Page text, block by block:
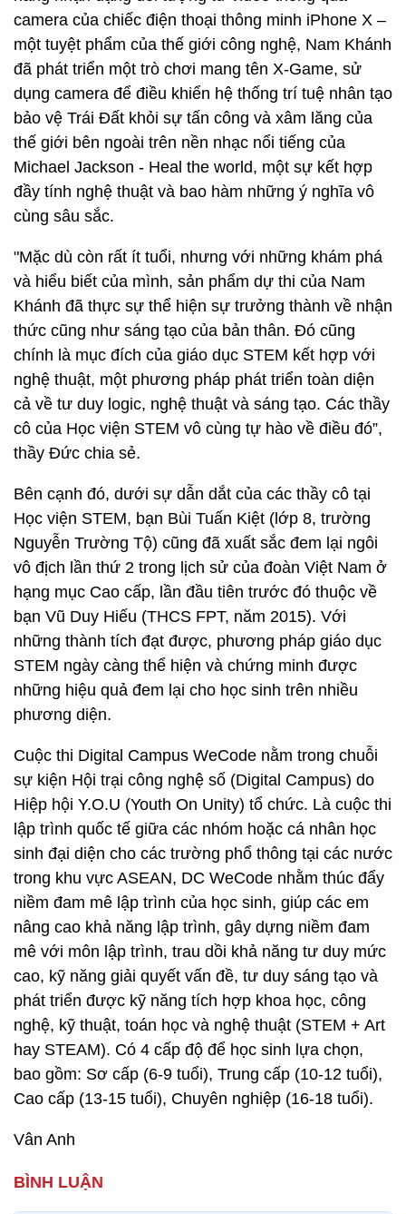
camera của chiếc điện thoại thông minh iPhone X –
một tuyệt phẩm của thế giới công nghệ, Nam Khánh
đã phát triển một trò chơi mang tên X-Game, sử
dụng camera để điều khiển hệ thống trí tuệ nhân tạo
bảo vệ Trái Đất khỏi sự tấn công và xâm lăng của
thế giới bên ngoài trên nền nhạc nổi tiếng của
Michael Jackson - Heal the world, một sự kết hợp
đầy tính nghệ thuật và bao hàm những ý nghĩa vô
cùng sâu sắc.
"Mặc dù còn rất ít tuổi, nhưng với những khám phá
và hiểu biết của mình, sản phẩm dự thi của Nam
Khánh đã thực sự thể hiện sự trưởng thành về nhận
thức cũng như sáng tạo của bản thân. Đó cũng
chính là mục đích của giáo dục STEM kết hợp với
nghệ thuật, một phương pháp phát triển toàn diện
cả về tư duy logic, nghệ thuật và sáng tạo. Các thầy
cô của Học viện STEM vô cùng tự hào về điều đó”,
thầy Đức chia sẻ.
Bên cạnh đó, dưới sự dẫn dắt của các thầy cô tại
Học viện STEM, bạn Bùi Tuấn Kiệt (lớp 8, trường
Nguyễn Trường Tộ) cũng đã xuất sắc đem lại ngôi
vô địch lần thứ 2 trong lịch sử của đoàn Việt Nam ở
hạng mục Cao cấp, lần đầu tiên trước đó thuộc về
bạn Vũ Duy Hiếu (THCS FPT, năm 2015). Với
những thành tích đạt được, phương pháp giáo dục
STEM ngày càng thể hiện và chứng minh được
những hiệu quả đem lại cho học sinh trên nhiều
phương diện.
Cuộc thi Digital Campus WeCode nằm trong chuỗi
sự kiện Hội trại công nghệ số (Digital Campus) do
Hiệp hội Y.O.U (Youth On Unity) tổ chức. Là cuộc thi
lập trình quốc tế giữa các nhóm hoặc cá nhân học
sinh đại diện cho các trường phổ thông tại các nước
trong khu vực ASEAN, DC WeCode nhằm thúc đẩy
niềm đam mê lập trình của học sinh, giúp các em
nâng cao khả năng lập trình, gây dựng niềm đam
mê với môn lập trình, trau dồi khả năng tư duy mức
cao, kỹ năng giải quyết vấn đề, tư duy sáng tạo và
phát triển được kỹ năng tích hợp khoa học, công
nghệ, kỹ thuật, toán học và nghệ thuật (STEM + Art
hay STEAM). Có 4 cấp độ để học sinh lựa chọn,
bao gồm: Sơ cấp (6-9 tuổi), Trung cấp (10-12 tuổi),
Cao cấp (13-15 tuổi), Chuyên nghiệp (16-18 tuổi).
Vân Anh